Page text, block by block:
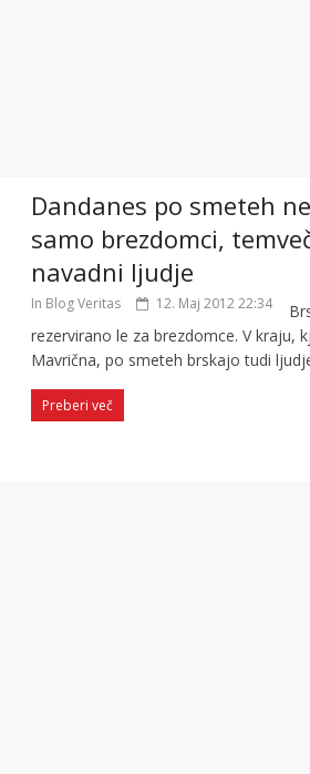
Dandanes po smeteh
samo brezdomci,
navadni ljudje
In Blog Veritas 12. Maj 2012 22:34
rezervirano le za brezdomce. V kraju,
Mavrična, po smeteh brskajo tudi
Preberi več